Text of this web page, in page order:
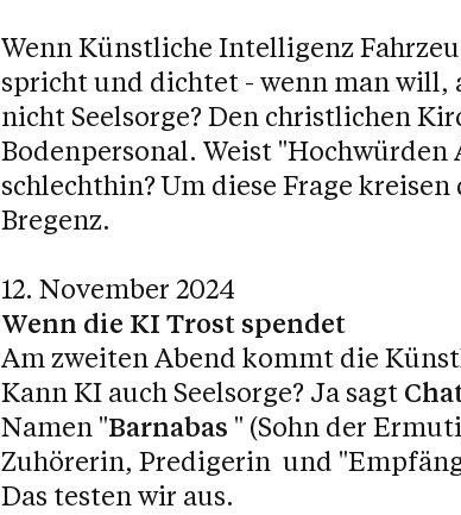
Wenn Künstliche Intelligenz
spricht und dichtet - wenn man will,
nicht Seelsorge? Den christlichen
Bodenpersonal. Weist "Hochwürden
schlechthin? Um diese Frage
Bregenz.
12. November 2024
Wenn die KI Trost spendet
Am zweiten Abend kommt die
Kann KI auch Seelsorge? Ja sagt
Namen "Barnabas " (Sohn der
Zuhörerin, Predigerin und
Das testen wir aus.